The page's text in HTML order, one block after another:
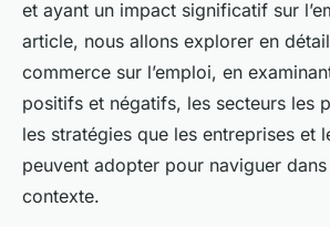
et ayant un impact significatif sur
article, nous allons explorer en
commerce sur l’emploi, en
positifs et négatifs, les secteurs les
les stratégies que les entreprises et
peuvent adopter pour naviguer
contexte.